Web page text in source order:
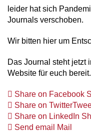
leider hat sich
Journals verschoben.
Wir bitten hier um
Das Journal steht jetzt
Website für euch bereit.
Share on Facebook
Share on Twitter
Share on LinkedIn
Send email
Mail